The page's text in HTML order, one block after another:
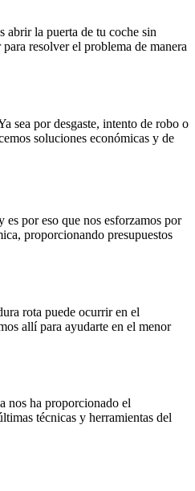
abrir la puerta de tu coche sin
resolver el problema de manera
sea por desgaste, intento de robo o
soluciones económicas y de
por eso que nos esforzamos por
proporcionando presupuestos
rota puede ocurrir en el
allí para ayudarte en el menor
nos ha proporcionado el
técnicas y herramientas del